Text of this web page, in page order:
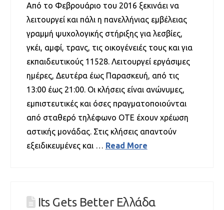
Από το Φεβρουάριο του 2016 ξεκινάει να
λειτουργεί και πάλι η πανελλήνιας εμβέλειας
γραμμή ψυχολογικής στήριξης για λεσβίες,
γκέι, αμφί, τρανς, τις οικογένειές τους και για
εκπαιδευτικούς 11528. Λειτουργεί εργάσιμες
ημέρες, Δευτέρα έως Παρασκευή, από τις
13:00 έως 21:00. Οι κλήσεις είναι ανώνυμες,
εμπιστευτικές και όσες πραγματοποιούνται
από σταθερό τηλέφωνο ΟΤΕ έχουν χρέωση
αστικής μονάδας. Στις κλήσεις απαντούν
εξειδικευμένες και … Read More
Its Gets Better Ελλάδα